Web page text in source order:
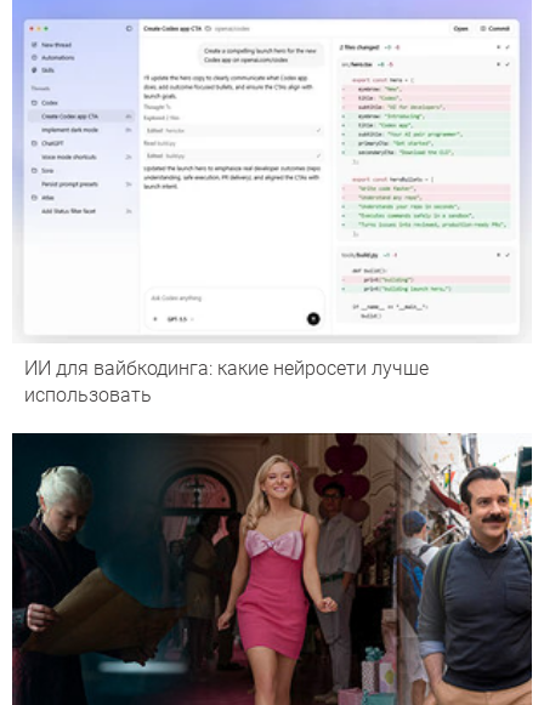
ИИ для вайбкодинга: какие нейросети лучше
использовать